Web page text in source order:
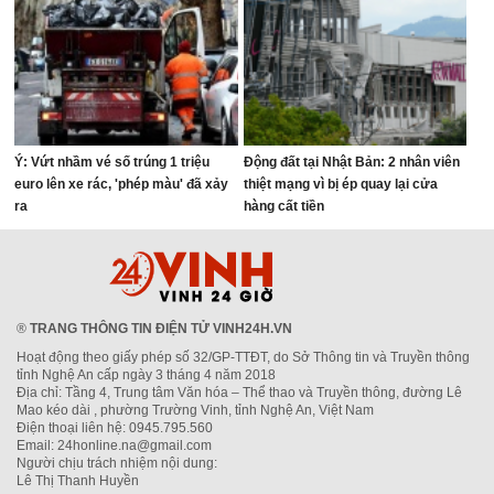
Ý: Vứt nhầm vé số trúng 1 triệu
euro lên xe rác, 'phép màu' đã xảy
ra
Động đất tại Nhật Bản: 2 nhân viên
thiệt mạng vì bị ép quay lại cửa
hàng cất tiền
® TRANG THÔNG TIN ĐIỆN TỬ VINH24H.VN
Hoạt động theo giấy phép số 32/GP-TTĐT, do Sở Thông tin và Truyền thông
tỉnh Nghệ An cấp ngày 3 tháng 4 năm 2018
Địa chỉ: Tầng 4, Trung tâm Văn hóa – Thể thao và Truyền thông, đường Lê
Mao kéo dài , phường Trường Vinh, tỉnh Nghệ An, Việt Nam
Điện thoại liên hệ: 0945.795.560
Email: 24honline.na@gmail.com
Người chịu trách nhiệm nội dung:
Lê Thị Thanh Huyền